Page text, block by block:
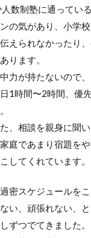
数制塾に通ってい
の気があり、小学
えられなかったり
ります。
力が持たないので
1時間〜2時間、優
、相談を親身に聞
庭であまり宿題を
してくれています。
密スケジュールを
い、頑張れない、
ずつでてきました。